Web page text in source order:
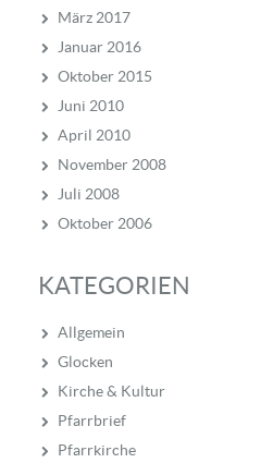
März 2017
Januar 2016
Oktober 2015
Juni 2010
April 2010
November 2008
Juli 2008
Oktober 2006
KATEGORIEN
Allgemein
Glocken
Kirche & Kultur
Pfarrbrief
Pfarrkirche